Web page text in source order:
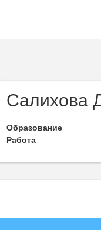
Салихова
Образование
Работа